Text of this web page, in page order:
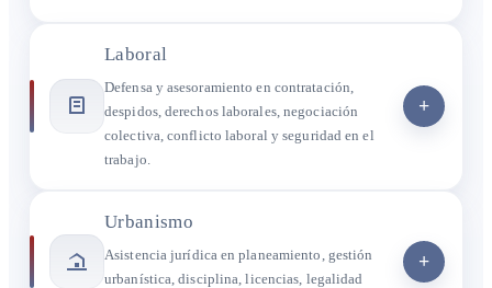
Laboral
Defensa y asesoramiento en contratación,
despidos, derechos laborales, negociación
colectiva, conflicto laboral y seguridad en el
trabajo.
+
Urbanismo
Asistencia jurídica en planeamiento, gestión
urbanística, disciplina, licencias, legalidad
+